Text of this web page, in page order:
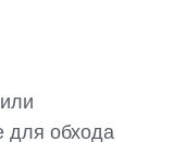
для обхода